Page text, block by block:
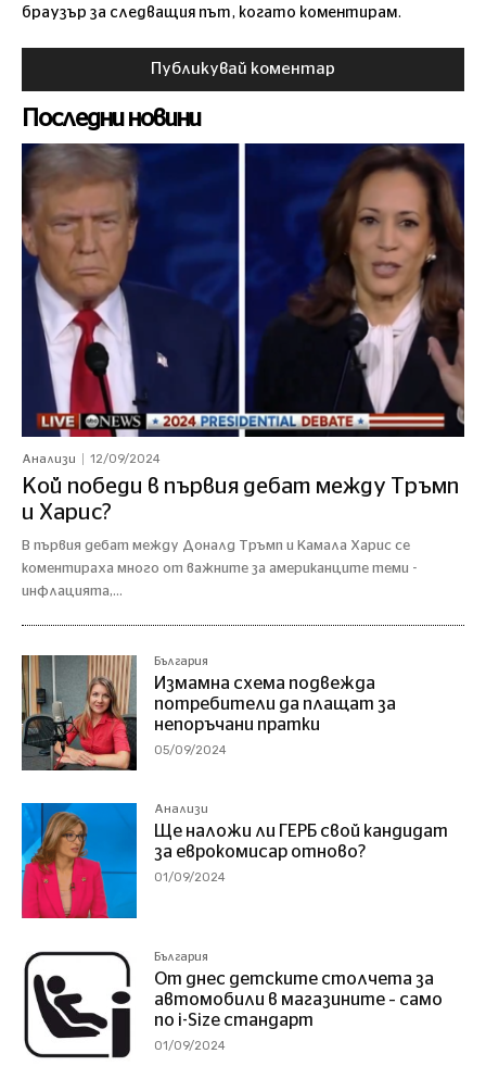
браузър за следващия път, когато коментирам.
Последни новини
Анализи 12/09/2024
Кой победи в първия дебат между Тръмп
и Харис?
В първия дебат между Доналд Тръмп и Камала Харис се
коментираха много от важните за американците теми -
инфлацията,...
България
Измамна схема подвежда
потребители да плащат за
непоръчани пратки
05/09/2024
Анализи
Ще наложи ли ГЕРБ свой кандидат
за еврокомисар отново?
01/09/2024
България
От днес детските столчета за
автомобили в магазините – само
по i-Size стандарт
01/09/2024